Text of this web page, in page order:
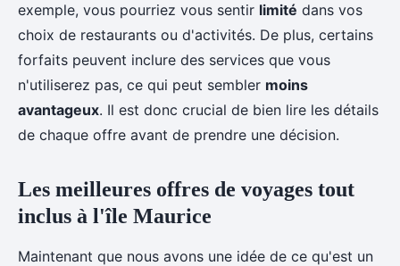
exemple, vous pourriez vous sentir limité dans vos
choix de restaurants ou d'activités. De plus, certains
forfaits peuvent inclure des services que vous
n'utiliserez pas, ce qui peut sembler moins
avantageux. Il est donc crucial de bien lire les détails
de chaque offre avant de prendre une décision.
Les meilleures offres de voyages tout
inclus à l'île Maurice
Maintenant que nous avons une idée de ce qu'est un